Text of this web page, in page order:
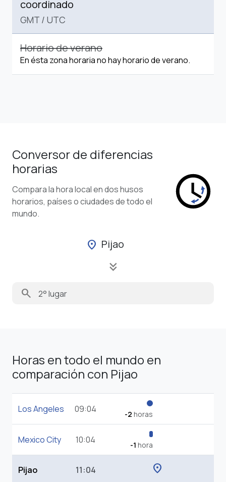
coordinado
GMT / UTC
Horario de verano
En ésta zona horaria no hay horario de verano.
Conversor de diferencias
horarias
Compara la hora local en dos husos
horarios, países o ciudades de todo el
mundo.
location_on Pijao
keyboard_double_arrow_down
search
Horas en todo el mundo en
comparación con Pijao
Los Angeles 09:04 -2 horas
Mexico City 10:04 -1 hora
Pijao 11:04 location_on